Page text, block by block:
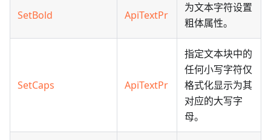
SetBold ApiTextPr
为文本字符设置
粗体属性。
SetCaps ApiTextPr
指定文本块中的
任何小写字符仅
格式化显示为其
对应的大写字
母。